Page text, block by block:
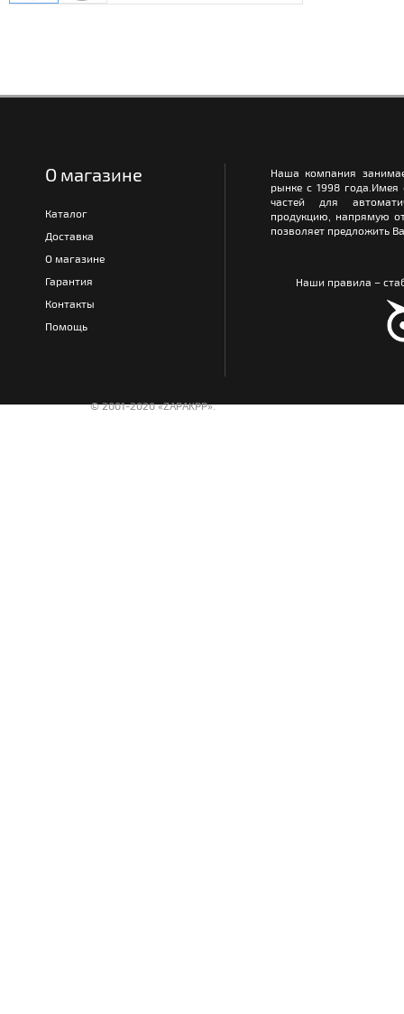
О магазине
Каталог
Доставка
О магазине
Гарантия
Контакты
Помощь
Наша компания
рынке с 1998
частей для
продукцию, напрямую
позволяет предложить
Наши правила –
© 2001-2020 «ZAPAKPP».